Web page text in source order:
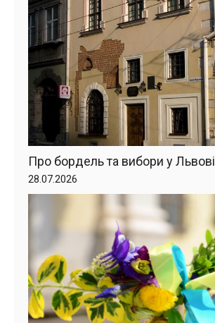
Про бордель та вибори у Львові
28.07.2026